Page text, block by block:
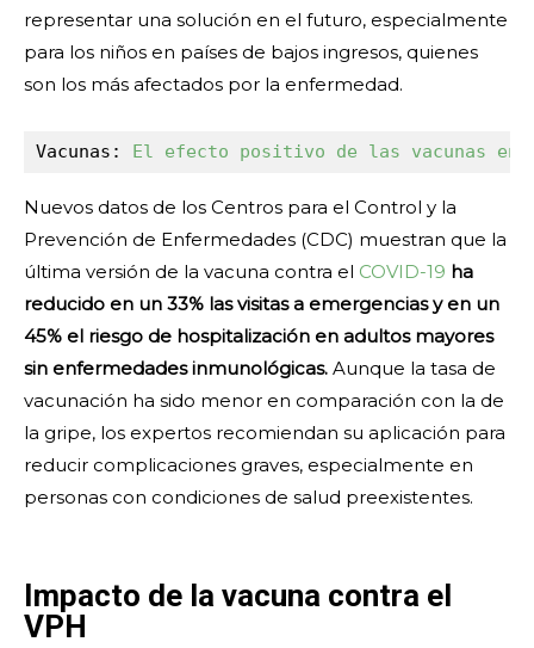
representar una solución en el futuro, especialmente
para los niños en países de bajos ingresos, quienes
son los más afectados por la enfermedad.
Vacunas: El efecto positivo de las vacunas en
Nuevos datos de los Centros para el Control y la
Prevención de Enfermedades (CDC) muestran que la
última versión de la vacuna contra el COVID-19 ha
reducido en un 33% las visitas a emergencias y en un
45% el riesgo de hospitalización en adultos mayores
sin enfermedades inmunológicas. Aunque la tasa de
vacunación ha sido menor en comparación con la de
la gripe, los expertos recomiendan su aplicación para
reducir complicaciones graves, especialmente en
personas con condiciones de salud preexistentes.
Impacto de la vacuna contra el
VPH